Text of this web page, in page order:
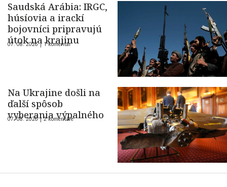
Saudská Arábia: IRGC,
húsíovia a irackí
bojovníci pripravujú
útok na krajinu
07. 08. 2026 | 1 komentár
Na Ukrajine došli na
ďalší spôsob
vyberania výpalného
07. 08. 2026 |2 komentáre